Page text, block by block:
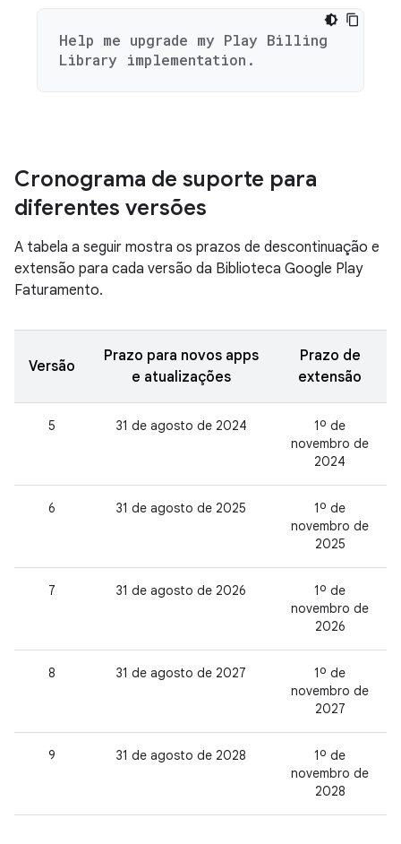
Help me upgrade my Play Billing
Library implementation.
Cronograma de suporte para
diferentes versões
A tabela a seguir mostra os prazos de descontinuação e
extensão para cada versão da Biblioteca Google Play
Faturamento.
Versão
Prazo para novos apps
e atualizações
Prazo de
extensão
5 31 de agosto de 2024
1º de
novembro de
2024
6 31 de agosto de 2025
1º de
novembro de
2025
7 31 de agosto de 2026
1º de
novembro de
2026
8 31 de agosto de 2027
1º de
novembro de
2027
9 31 de agosto de 2028
1º de
novembro de
2028